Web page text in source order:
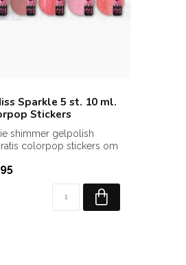
Sparkle 5 st. 10 ml.
Stickers
shimmer gelpolish
colorpop stickers om